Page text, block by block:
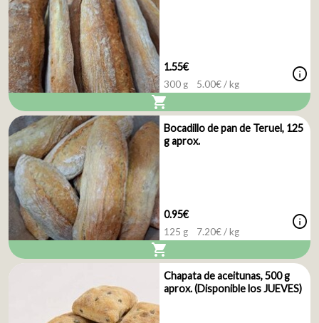
1.55€
300 g 5.00€ / kg info
shopping_cart
Bocadillo de pan de Teruel, 125
g aprox.
0.95€
125 g 7.20€ / kg info
shopping_cart
Chapata de aceitunas, 500 g
aprox. (Disponible los JUEVES)